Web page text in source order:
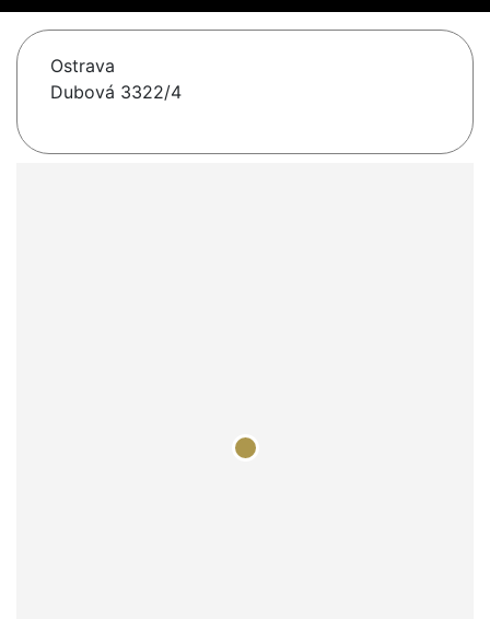
Ostrava
Dubová 3322/4